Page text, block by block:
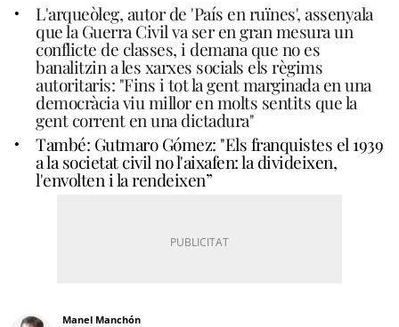
L'arqueòleg, autor de 'País en ruïnes', assenyala
que la Guerra Civil va ser en gran mesura un
conflicte de classes, i demana que no es
banalitzin a les xarxes socials els règims
autoritaris: "Fins i tot la gent marginada en una
democràcia viu millor en molts sentits que la
gent corrent en una dictadura"
També: Gutmaro Gómez: "Els franquistes el 1939
a la societat civil no l'aixafen: la divideixen,
l'envolten i la rendeixen”
Manel Manchón